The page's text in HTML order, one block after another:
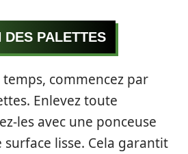
DES PALETTES
commencez par
Enlevez toute
les avec une ponceuse
lisse. Cela garantit